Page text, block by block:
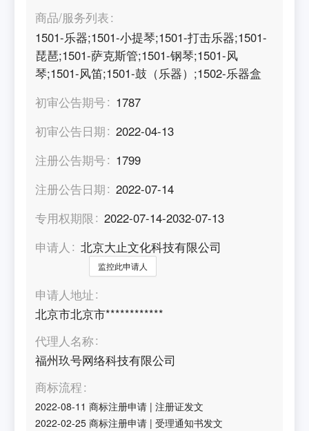
商品/服务列表
1501-乐器;1501-小提琴;1501-打击乐器;1501-
琵琶;1501-萨克斯管;1501-钢琴;1501-风
琴;1501-风笛;1501-鼓（乐器）;1502-乐器盒
初审公告期号
1787
初审公告日期
2022-04-13
注册公告期号
1799
注册公告日期
2022-07-14
专用权期限
2022-07-14-2032-07-13
申请人
北京大止文化科技有限公司
监控此申请人
申请人地址
北京市北京市************
代理人名称
福州玖号网络科技有限公司
商标流程
2022-08-11 商标注册申请 |注册证发文
2022-02-25 商标注册申请 |受理通知书发文